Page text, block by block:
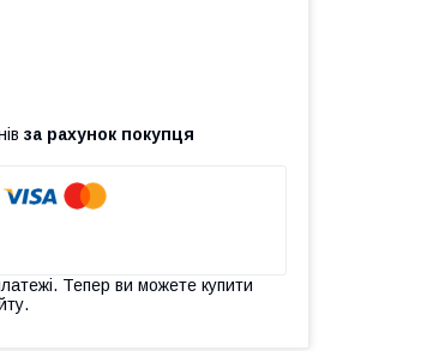
за рахунок покупця
Тепер ви можете купити